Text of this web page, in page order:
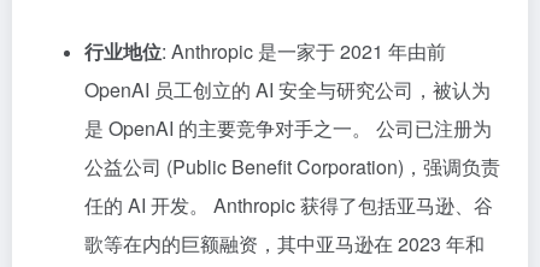
行业地位: Anthropic 是一家于 2021 年由前
OpenAI 员工创立的 AI 安全与研究公司，被认为
是 OpenAI 的主要竞争对手之一。 公司已注册为
公益公司 (Public Benefit Corporation)，强调负责
任的 AI 开发。 Anthropic 获得了包括亚马逊、谷
歌等在内的巨额融资，其中亚马逊在 2023 年和